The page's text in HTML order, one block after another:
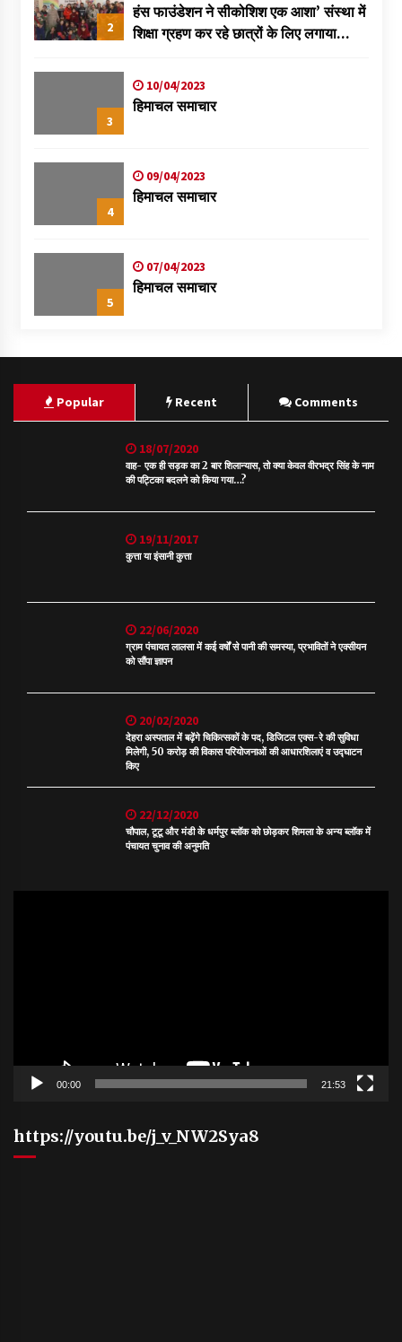
2
हंस फाउंडेशन ने सीकोशिश एक आशा’ संस्था में
शिक्षा ग्रहण कर रहे छात्रों के लिए लगाया
3
10/04/2023
हिमाचल समाचार
4
09/04/2023
हिमाचल समाचार
5
07/04/2023
हिमाचल समाचार
Popular Recent Comments
18/07/2020
वाह- एक ही सड़क का 2 बार शिलान्यास, तो क्या केवल वीरभद्र सिंह के नाम
की पट्टिका बदलने को किया गया…?
19/11/2017
कुत्ता या इंसानी कुत्ता
22/06/2020
ग्राम पंचायत लालसा में कई वर्षों से पानी की समस्या, प्रभावितों ने एक्सीयन
को सौंपा ज्ञापन
20/02/2020
देहरा अस्पताल में बढ़ेंगे चिकित्सकों के पद, डिजिटल एक्स-रे की सुविधा
मिलेगी, 50 करोड़ की विकास परियोजनाओं की आधारशिलाएं व उद्घाटन
किए
22/12/2020
चौपाल, टूटू और मंडी के धर्मपुर ब्लॉक को छोड़कर शिमला के अन्य ब्लॉक में
पंचायत चुनाव की अनुमति
00:00 21:53
https://youtu.be/j_v_NW2Sya8